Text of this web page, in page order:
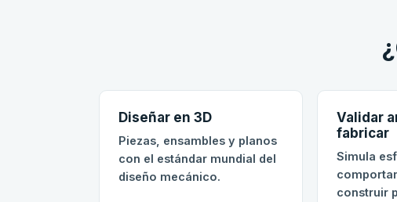
Diseñar en 3D
Piezas, ensambles y planos
con el estándar mundial del
diseño mecánico.
Validar
fabricar
Simula
construir